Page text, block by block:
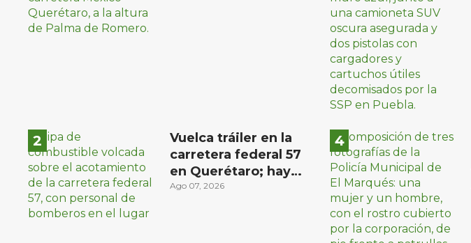
Vuelca tráiler en la
carretera federal 57
en Querétaro; hay
derrame de
Ago 07, 2026